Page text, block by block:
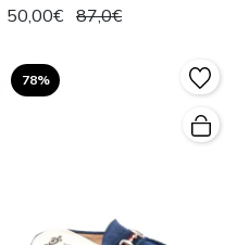
50,00€ 87,0€
78%